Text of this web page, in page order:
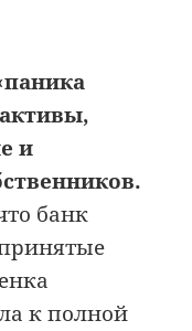
и
банк
к полной